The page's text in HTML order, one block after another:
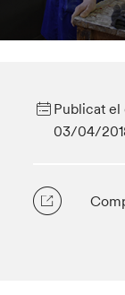
Publicat el
03/04/